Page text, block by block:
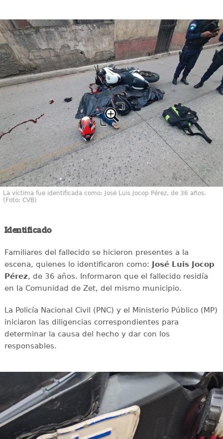
La víctima fue identificada como: José Luis Jocop Pérez, de 36 años.
(Foto: CVB)
Identificado
Familiares del fallecido se hicieron presentes a la
escena, quienes lo identificaron como:
José Luis Jocop
Pérez, de 36 años. Informaron que el fallecido residía
en la Comunidad de Zet, del mismo municipio.
La Policía Nacional Civil (PNC) y el Ministerio Público (MP)
iniciaron las diligencias correspondientes para
determinar la causa del hecho y dar con los
responsables.